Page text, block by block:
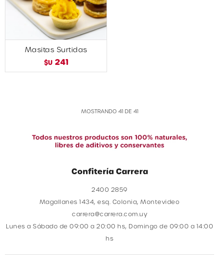
Masitas Surtidas
$U 241
MOSTRANDO 41DE 41
Confitería Carrera
2400 2859
Magallanes 1434, esq. Colonia, Montevideo
carrera@carrera.com.uy
Lunes a Sábado de 09:00 a 20:00 hs, Domingo de 09:00 a 14:00
hs